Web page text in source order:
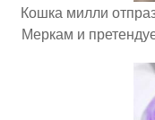
Кошка милли
Меркам и